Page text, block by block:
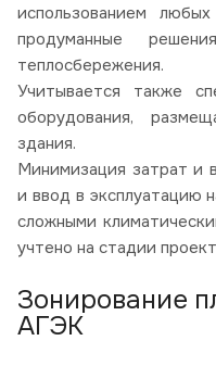
использованием
продуманные
теплосбережения.
Учитывается также
оборудования,
здания.
Минимизация затрат и
и ввод в эксплуатацию
сложными
учтено на стадии
Зонирование
АГЭК